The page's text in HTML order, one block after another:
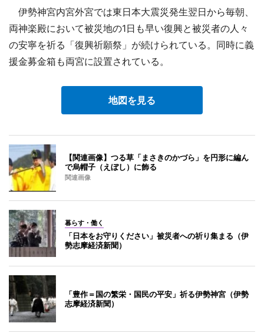
伊勢神宮内宮外宮では東日本大震災発生翌日から毎朝、
両神楽殿において被災地の1日も早い復興と被災者の人々
の安寧を祈る「復興祈願祭」が続けられている。同時に義
援金募金箱も両宮に設置されている。
地図を見る
【関連画像】つる草「まさきのかづら」を円形に編ん
で烏帽子（えぼし）に飾る
関連画像
暮らす・働く
「日本をお守りください」被災者への祈り集まる（伊
勢志摩経済新聞）
「豊作＝国の繁栄・国民の平安」祈る伊勢神宮（伊勢
志摩経済新聞）